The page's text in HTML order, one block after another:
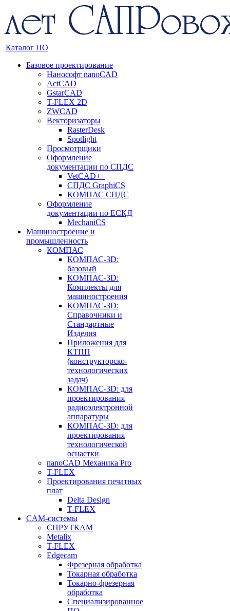
Каталог ПО
Базовое проектирование
Нанософт nanoCAD
ActCAD
GstarCAD
T-FLEX 2D
ZWCAD
Векторизаторы
RasterDesk
Spotlight
Просмотрщики
Оформление
документации по СПДС
VetCAD++
СПДС GraphiCS
КОМПАС СПДС
Оформление
документации по ЕСКД
MechaniCS
Машиностроение и
промышленность
КОМПАС
КОМПАС-3D:
базовый
КОМПАС-3D:
Комплекты для
машиностроения
КОМПАС-3D:
Справочники и
Стандартные
Изделия
Приложения для
КТПП
(конструкторско-
технологических
задач)
КОМПАС-3D: для
проектирования
радиоэлектронной
аппаратуры
КОМПАС-3D: для
проектирования
технологической
оснастки
nanoCAD Механика Pro
T-FLEX
Проектирования печатных
плат
Delta Design
T-FLEX
CAM-системы
СПРУТКAM
Metalix
T-FLEX
Edgecam
Фрезерная обработка
Токарная обработка
Токарно-фрезерная
обработка
Специализированное